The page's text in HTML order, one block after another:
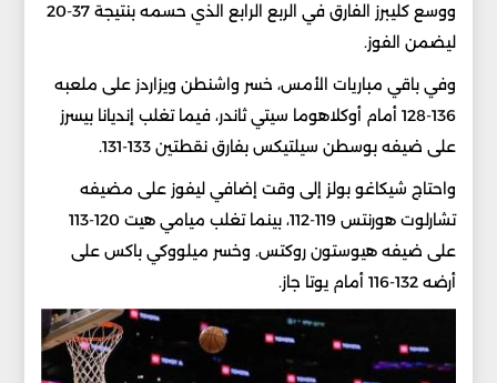
ووسع كليبرز الفارق في الربع الرابع الذي حسمه بنتيجة 37-20
ليضمن الفوز.
وفي باقي مباريات الأمس، خسر واشنطن ويزاردز على ملعبه
136-128 أمام أوكلاهوما سيتي ثاندر، فيما تغلب إنديانا بيسرز
على ضيفه بوسطن سيلتيكس بفارق نقطتين 133-131.
واحتاج شيكاغو بولز إلى وقت إضافي ليفوز على مضيفه
تشارلوت هورنتس 119-112، بينما تغلب ميامي هيت 120-113
على ضيفه هيوستون روكتس. وخسر ميلووكي باكس على
أرضه 132-116 أمام يوتا جاز.